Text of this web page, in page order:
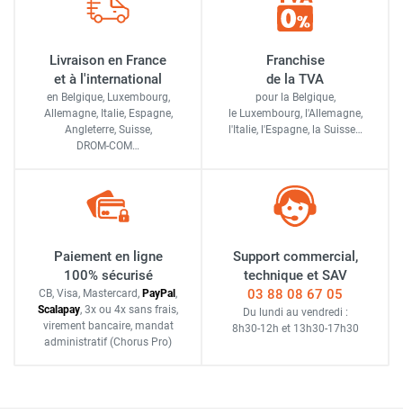
Livraison en France
et à l'international
en Belgique, Luxembourg,
Allemagne, Italie, Espagne,
Angleterre, Suisse,
DROM-COM…
Franchise
de la TVA
pour la Belgique,
le Luxembourg, l'Allemagne,
l'Italie, l'Espagne, la Suisse…
Paiement en ligne
100% sécurisé
CB, Visa, Mastercard, PayPal ,
Scalapay, 3x ou 4x sans frais,
virement bancaire, mandat
administratif (Chorus Pro)
Support commercial,
technique et SAV
03 88 08 67 05
Du lundi au vendredi :
8h30-12h et 13h30-17h30